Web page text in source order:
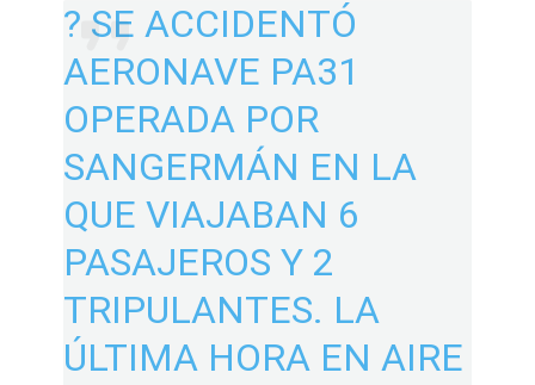
? SE ACCIDENTÓ
AERONAVE PA31
OPERADA POR
SANGERMÁN EN LA
QUE VIAJABAN 6
PASAJEROS Y 2
TRIPULANTES. LA
ÚLTIMA HORA EN AIRE